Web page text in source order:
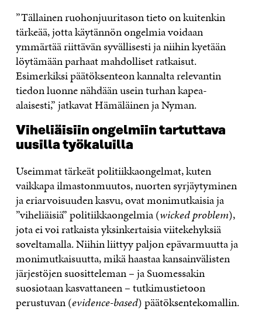
”Tällainen ruo­honjuuritason tieto on kuitenkin
tärkeää, jotta käytännön ongelmia voidaan
ymmärtää riit­tävän syvällisesti ja niihin kyetään
löytämään parhaat mahdolliset ratkaisut.
Esimerkiksi päätöksenteon kannalta relevantin
tiedon luonne nähdään usein turhan kapea-
alaisesti,” jatkavat Hämäläinen ja Nyman.
Viheliäisiin ongelmiin tartuttava
uusilla työkaluilla
Useimmat tärkeät politiikkaongelmat, kuten
vaikkapa ilmastonmuutos, nuorten syrjäyty­minen
ja eriarvoisuuden kasvu, ovat monimutkaisia ja
”viheliäi­siä” politiikkaongelmia (wicked problem),
jo­ta ei voi ratkaista yksinkertaisia viitekehyksiä
soveltamalla. Niihin liittyy paljon epävarmuutta ja
monimutkaisuutta, mikä haastaa kansainvä­listen
järjestöjen suositteleman – ja Suomes­sakin
suosiotaan kasvattaneen – tutkimustie­toon
perustuvan (evidence-based) päätöksen­tekomallin.